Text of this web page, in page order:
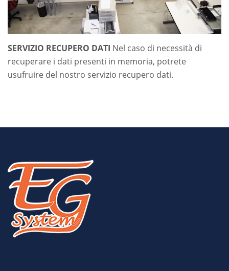
SERVIZIO RECUPERO DATI Nel caso di necessità di
recuperare i dati presenti in memoria, potrete
usufruire del nostro servizio recupero dati.